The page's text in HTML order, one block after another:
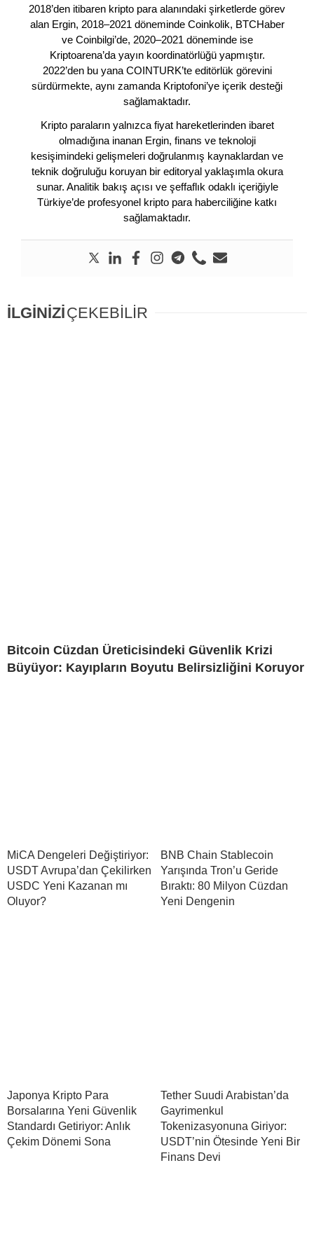
2018’den itibaren kripto para alanındaki şirketlerde görev
alan Ergin, 2018–2021 döneminde Coinkolik, BTCHaber
ve Coinbilgi’de, 2020–2021 döneminde ise
Kriptoarena’da yayın koordinatörlüğü yapmıştır.
2022’den bu yana COINTURK’te editörlük görevini
sürdürmekte, aynı zamanda Kriptofoni’ye içerik desteği
sağlamaktadır.
Kripto paraların yalnızca fiyat hareketlerinden ibaret
olmadığına inanan Ergin, finans ve teknoloji
kesişimindeki gelişmeleri doğrulanmış kaynaklardan ve
teknik doğruluğu koruyan bir editoryal yaklaşımla okura
sunar. Analitik bakış açısı ve şeffaflık odaklı içeriğiyle
Türkiye’de profesyonel kripto para haberciliğine katkı
sağlamaktadır.
İLGİNİZİÇEKEBİLİR
Bitcoin Cüzdan Üreticisindeki Güvenlik Krizi
Büyüyor: Kayıpların Boyutu Belirsizliğini Koruyor
MiCA Dengeleri Değiştiriyor:
USDT Avrupa’dan Çekilirken
USDC Yeni Kazanan mı
Oluyor?
BNB Chain Stablecoin
Yarışında Tron’u Geride
Bıraktı: 80 Milyon Cüzdan
Yeni Dengenin
Japonya Kripto Para
Borsalarına Yeni Güvenlik
Standardı Getiriyor: Anlık
Çekim Dönemi Sona
Tether Suudi Arabistan’da
Gayrimenkul
Tokenizasyonuna Giriyor:
USDT’nin Ötesinde Yeni Bir
Finans Devi